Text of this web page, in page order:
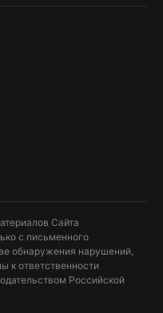
Сайта
с письменного
обнаружения нарушений,
к ответственности
Российской